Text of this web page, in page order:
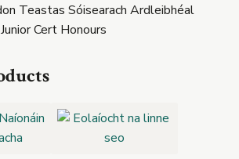
Teastas Sóisearach Ardleibhéal
Cert Honours